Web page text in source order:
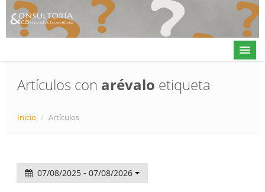
Contacto
Artículos con arévalo etiqueta
Inicio / Artículos
07/08/2025 - 07/08/2026